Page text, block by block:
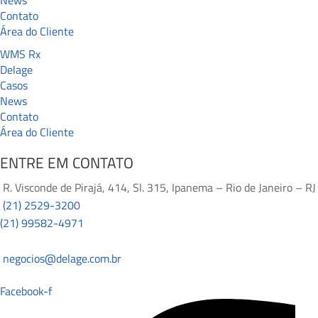
Contato
Área do Cliente
WMS Rx
Delage
Casos
News
Contato
Área do Cliente
ENTRE EM CONTATO
R. Visconde de Pirajá, 414, Sl. 315, Ipanema – Rio de Janeiro – RJ
(21) 2529-3200
(21) 99582-4971
negocios@delage.com.br
Facebook-f